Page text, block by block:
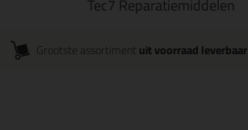
Grootste assortiment uit voorraad leverbaar